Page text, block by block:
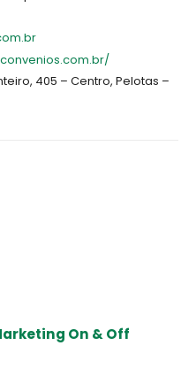
405 – Centro, Pelotas –
On & Off